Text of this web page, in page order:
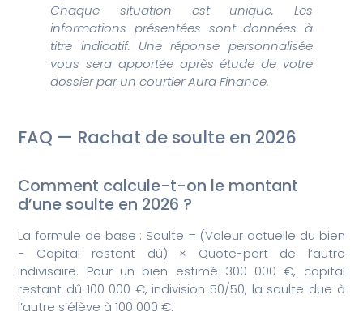
Chaque situation est unique. Les
informations présentées sont données à
titre indicatif. Une réponse personnalisée
vous sera apportée après étude de votre
dossier par un courtier Aura Finance.
FAQ — Rachat de soulte en 2026
Comment calcule-t-on le montant
d’une soulte en 2026 ?
La formule de base : Soulte = (Valeur actuelle du bien
− Capital restant dû) × Quote-part de l’autre
indivisaire. Pour un bien estimé 300 000 €, capital
restant dû 100 000 €, indivision 50/50, la soulte due à
l’autre s’élève à 100 000 €.